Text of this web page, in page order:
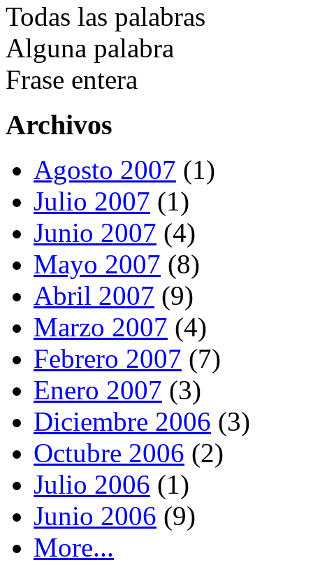
Todas las palabras
Alguna palabra
Frase entera
Archivos
Agosto 2007 (1)
Julio 2007 (1)
Junio 2007 (4)
Mayo 2007 (8)
Abril 2007 (9)
Marzo 2007 (4)
Febrero 2007 (7)
Enero 2007 (3)
Diciembre 2006 (3)
Octubre 2006 (2)
Julio 2006 (1)
Junio 2006 (9)
More...